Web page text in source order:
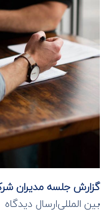
گزارش جلسه مدیران
بین المللیارسال دیدگاه